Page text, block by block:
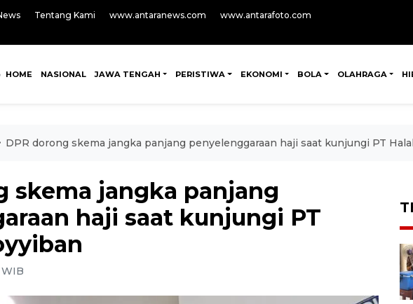
Tentang Kami www.antaranews.com
www.antarafoto.com
HOME NASIONAL JAWA TENGAH PERISTIWA EKONOMI BOLA OLAHRAGA
DPR dorong skema jangka panjang penyelenggaraan haji saat kunjungi PT
skema jangka panjang
haji saat kunjungi PT
WIB